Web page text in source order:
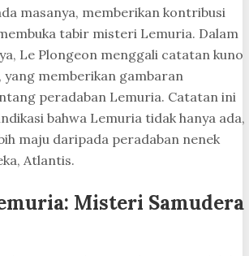
masanya, memberikan kontribusi
tabir misteri Lemuria. Dalam
Le Plongeon menggali catatan kuno
yang memberikan gambaran
peradaban Lemuria. Catatan ini
bahwa Lemuria tidak hanya ada,
maju daripada peradaban nenek
Atlantis.
Misteri Samudera